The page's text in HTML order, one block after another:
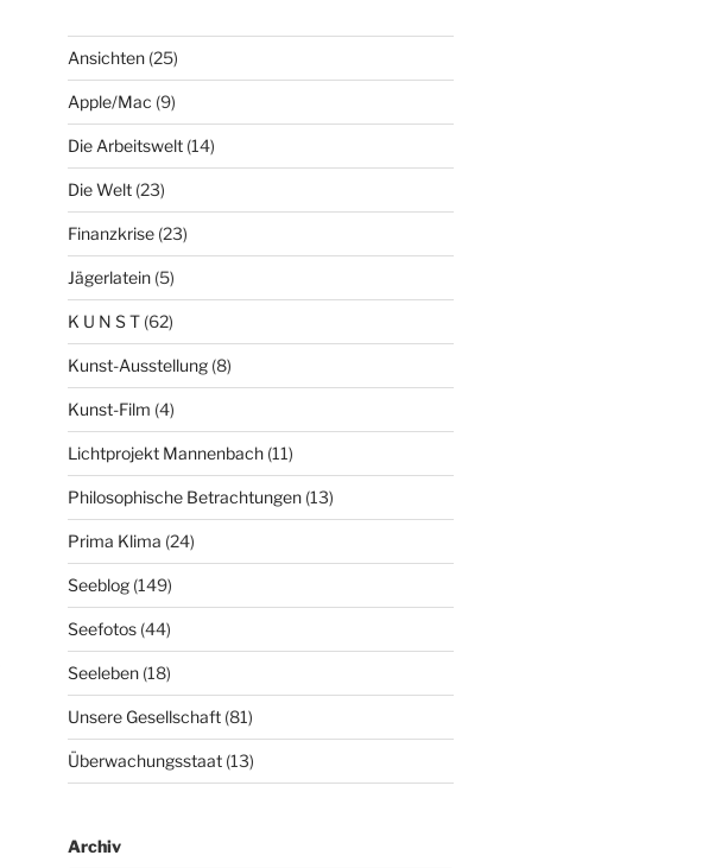
Ansichten(25)
Apple/Mac (9)
Die Arbeitswelt(14)
Die Welt(23)
Finanzkrise(23)
Jägerlatein(5)
K U N S T(62)
Kunst-Ausstellung(8)
Kunst-Film (4)
Lichtprojekt Mannenbach(11)
Philosophische Betrachtungen(13)
Prima Klima (24)
Seeblog(149)
Seefotos(44)
Seeleben(18)
Unsere Gesellschaft(81)
Überwachungsstaat(13)
Archiv